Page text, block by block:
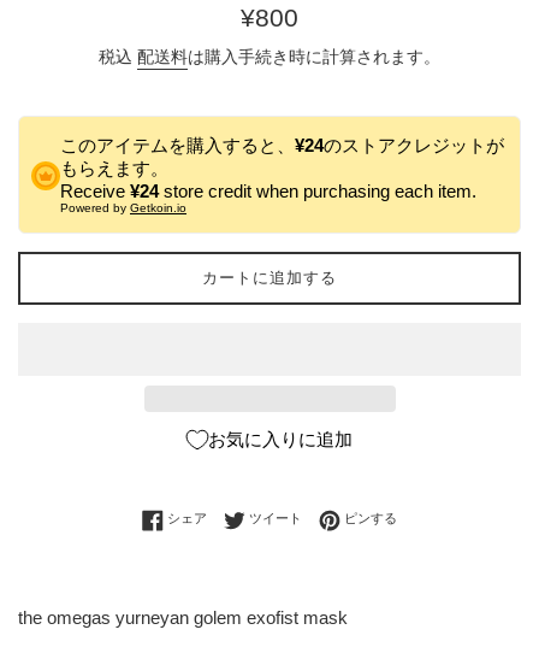
通
価
¥800
税込 配送料は購入手続き時に計算されます。
このアイテムを購入すると、 ¥24のストアクレジットが
もらえます。
Receive ¥24store credit when purchasing each item.
Powered by Getkoin.io
カートに追加する
お気に入りに追加
シェア Facebookでシェアする
ツイート Twitterに投稿する
ピンする
the omegas yurneyan golem exofist mask